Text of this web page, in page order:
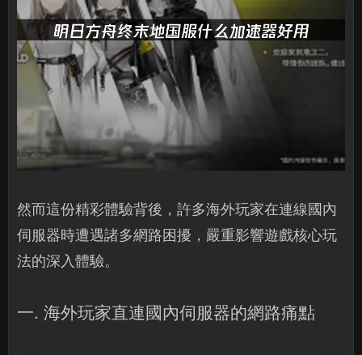
然而這份精彩體驗背後，許多海外玩家在連線國內
伺服器時遭遇諸多網路困擾，嚴重影響遊戲核心玩
法的深入體驗。
一. 海外玩家直連國內伺服器的網路痛點